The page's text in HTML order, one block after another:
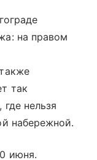
на правом
так
нельзя
набережной.
июня.